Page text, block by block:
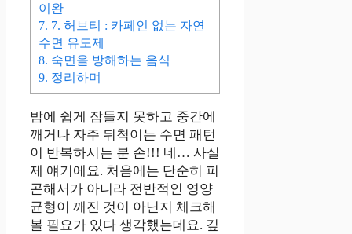
이완
7. 7. 허브티 : 카페인 없는 자연
수면 유도제
8. 숙면을 방해하는 음식
9. 정리하며
밤에 쉽게 잠들지 못하고 중간에
깨거나 자주 뒤척이는 수면 패턴
이 반복하시는 분 손!!! 네… 사실
제 얘기에요. 처음에는 단순히 피
곤해서가 아니라 전반적인 영양
균형이 깨진 것이 아닌지 체크해
볼 필요가 있다 생각했는데요. 깊